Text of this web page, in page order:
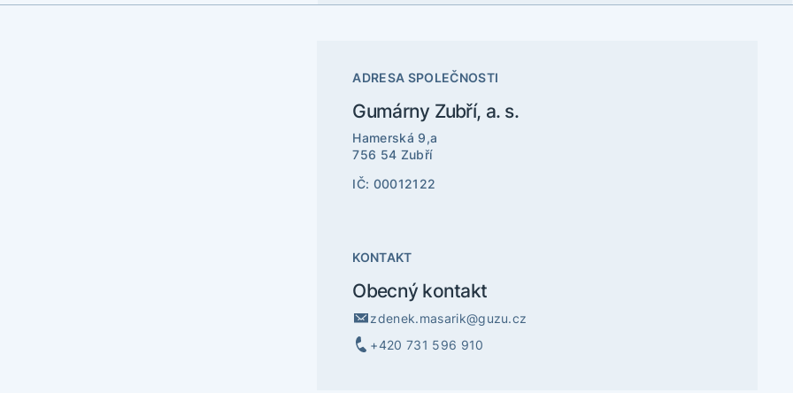
ADRESA SPOLEČNOSTI
Gumárny Zubří, a. s.
Hamerská 9,a
756 54 Zubří
IČ: 00012122
KONTAKT
Obecný kontakt
zdenek.masarik@guzu.cz
+420 731 596 910